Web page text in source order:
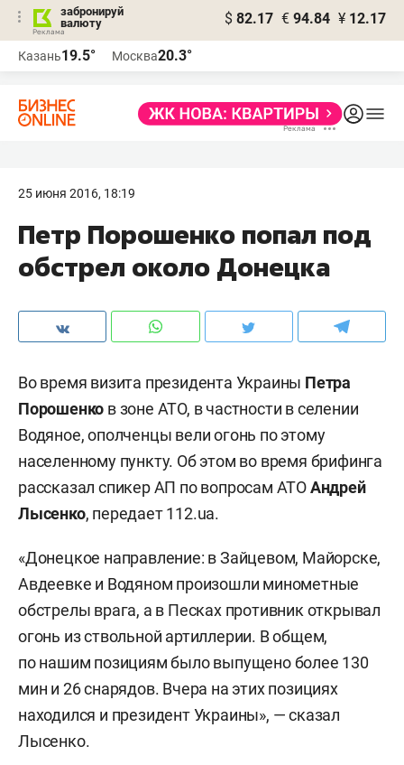
забронируй
валюту
$ 82.17 € 94.84 ¥ 12.17
Казань19.5° Москва20.3°
25 июня 2016, 18:19
Петр Порошенко попал под
обстрел около Донецка
Во время визита президента Украины Петра
Порошенко в зоне АТО, в частности в селении
Водяное, ополченцы вели огонь по этому
населенному пункту. Об этом во время брифинга
рассказал спикер АП по вопросам АТОАндрей
Лысенко, передает 112.ua.
«Донецкое направление: в Зайцевом, Майорске,
Авдеевке и Водяном произошли минометные
обстрелы врага, а в Песках противник открывал
огонь из ствольной артиллерии. В общем,
по нашим позициям было выпущено более 130
мин и 26 снарядов. Вчера на этих позициях
находился и президент Украины», — сказал
Лысенко.